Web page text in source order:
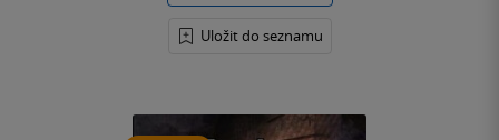
Uložit do seznamu